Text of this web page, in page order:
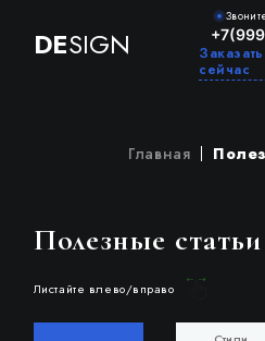
DESIGN
сейчас
Главная
Полезные
Листайте влево/вправо